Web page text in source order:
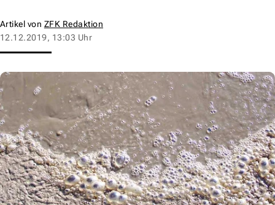
Artikel von ZFK Redaktion
12.12.2019, 13:03 Uhr